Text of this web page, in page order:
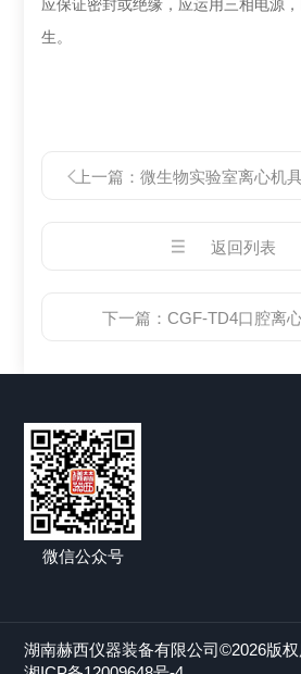
应保证密封或绝缘，应运用三相电源
生。
上一篇：微生物实验室离心机具有人
返回列表
下一篇： CGF-TD4口腔离
微信公众号
湖南赫西仪器装备有限公司©2026版